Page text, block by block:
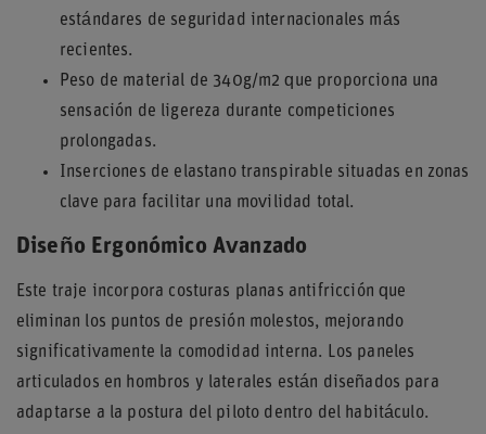
estándares de seguridad internacionales más
recientes.
Peso de material de 340g/m2 que proporciona una
sensación de ligereza durante competiciones
prolongadas.
Inserciones de elastano transpirable situadas en zonas
clave para facilitar una movilidad total.
Diseño Ergonómico Avanzado
Este traje incorpora costuras planas antifricción que
eliminan los puntos de presión molestos, mejorando
significativamente la comodidad interna. Los paneles
articulados en hombros y laterales están diseñados para
adaptarse a la postura del piloto dentro del habitáculo.